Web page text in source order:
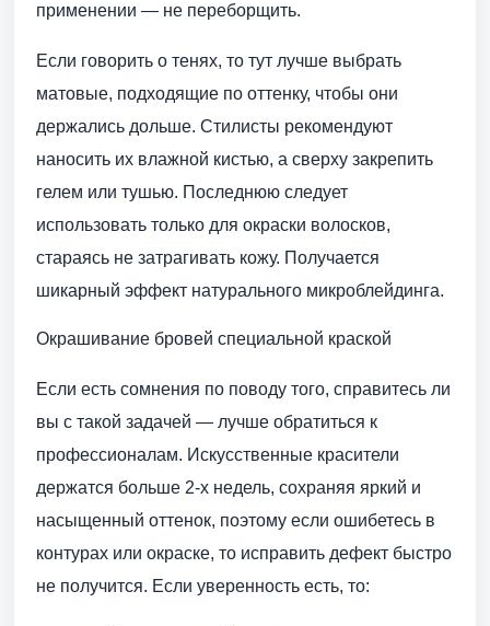
применении — не переборщить.
Если говорить о тенях, то тут лучше выбрать
матовые, подходящие по оттенку, чтобы они
держались дольше. Стилисты рекомендуют
наносить их влажной кистью, а сверху закрепить
гелем или тушью. Последнюю следует
использовать только для окраски волосков,
стараясь не затрагивать кожу. Получается
шикарный эффект натурального микроблейдинга.
Окрашивание бровей специальной краской
Если есть сомнения по поводу того, справитесь ли
вы с такой задачей — лучше обратиться к
профессионалам. Искусственные красители
держатся больше 2-х недель, сохраняя яркий и
насыщенный оттенок, поэтому если ошибетесь в
контурах или окраске, то исправить дефект быстро
не получится. Если уверенность есть, то: